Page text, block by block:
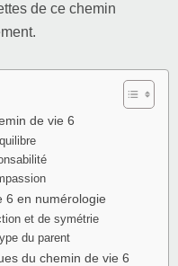
de ce chemin
de vie 6
6 en numérologie
et de symétrie
du parent
du chemin de vie 6